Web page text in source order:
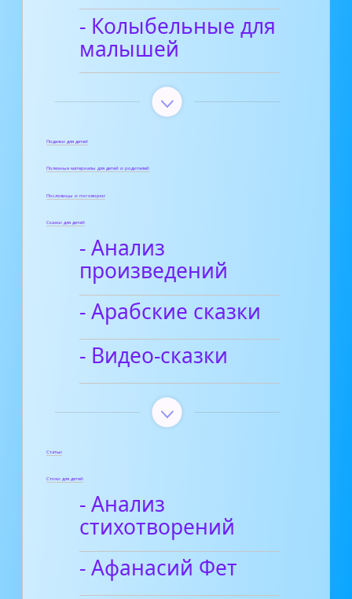
- Колыбельные для
малышей
Поделки для детей
Полезные материалы для детей и родителей
Пословицы и поговорки
Сказки для детей
- Анализ
произведений
- Арабские сказки
- Видео-сказки
Статьи
Стихи для детей
- Анализ
стихотворений
- Афанасий Фет